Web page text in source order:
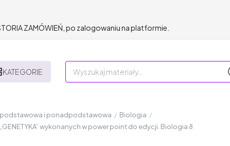
ZAMÓWIEŃ, po zalogowaniu na platformie.
KATEGORIE
podstawowa i ponadpodstawowa / Biologia /
wykonanych w power point do edycji. Biologia 8